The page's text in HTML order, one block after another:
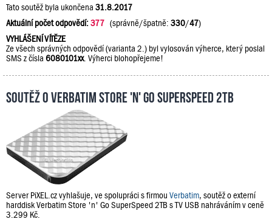
Tato soutěž byla ukončena 31.8.2017
Aktuální počet odpovědí:377 (správně/špatně: 330/47)
VYHLÁŠENÍ VÍTĚZE
Ze všech správných odpovědí (varianta 2.) byl vylosován výherce, který poslal
SMS z čísla 6080101xx. Výherci blohopřejeme!
Soutěž o Verbatim Store 'n' Go SuperSpeed 2TB
Server PiXEL.cz vyhlašuje, ve spolupráci s firmou Verbatim, soutěž o externí
harddisk Verbatim Store 'n' Go SuperSpeed 2TB s TV USB nahráváním v ceně
3.299 Kč.